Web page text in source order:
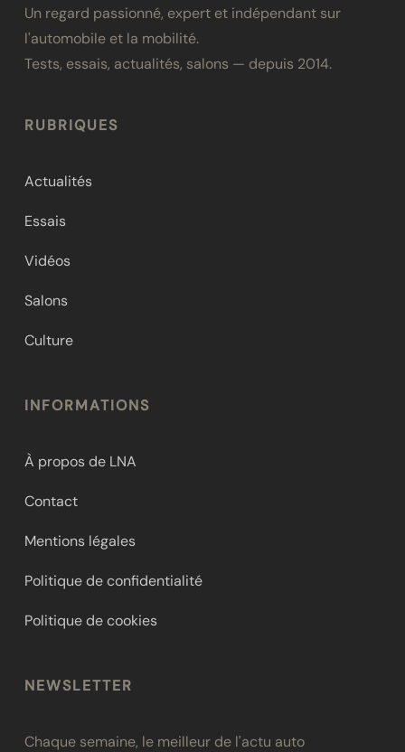
Un regard passionné, expert et indépendant sur
l'automobile et la mobilité.
Tests, essais, actualités, salons — depuis 2014.
RUBRIQUES
Actualités
Essais
Vidéos
Salons
Culture
INFORMATIONS
À propos de LNA
Contact
Mentions légales
Politique de confidentialité
Politique de cookies
NEWSLETTER
Chaque semaine, le meilleur de l'actu auto